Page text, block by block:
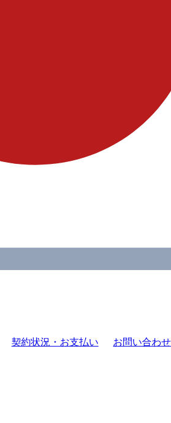
契約状況・お支払い お問い合わせ